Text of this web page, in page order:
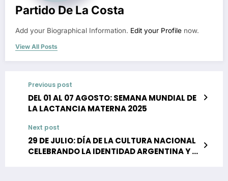
Partido De La Costa
Add your Biographical Information. Edit your Profile now.
View All Posts
Previous post
DEL 01 AL 07 AGOSTO: SEMANA MUNDIAL DE
LA LACTANCIA MATERNA 2025
Next post
29 DE JULIO: DÍA DE LA CULTURA NACIONAL
CELEBRANDO LA IDENTIDAD ARGENTINA Y EL